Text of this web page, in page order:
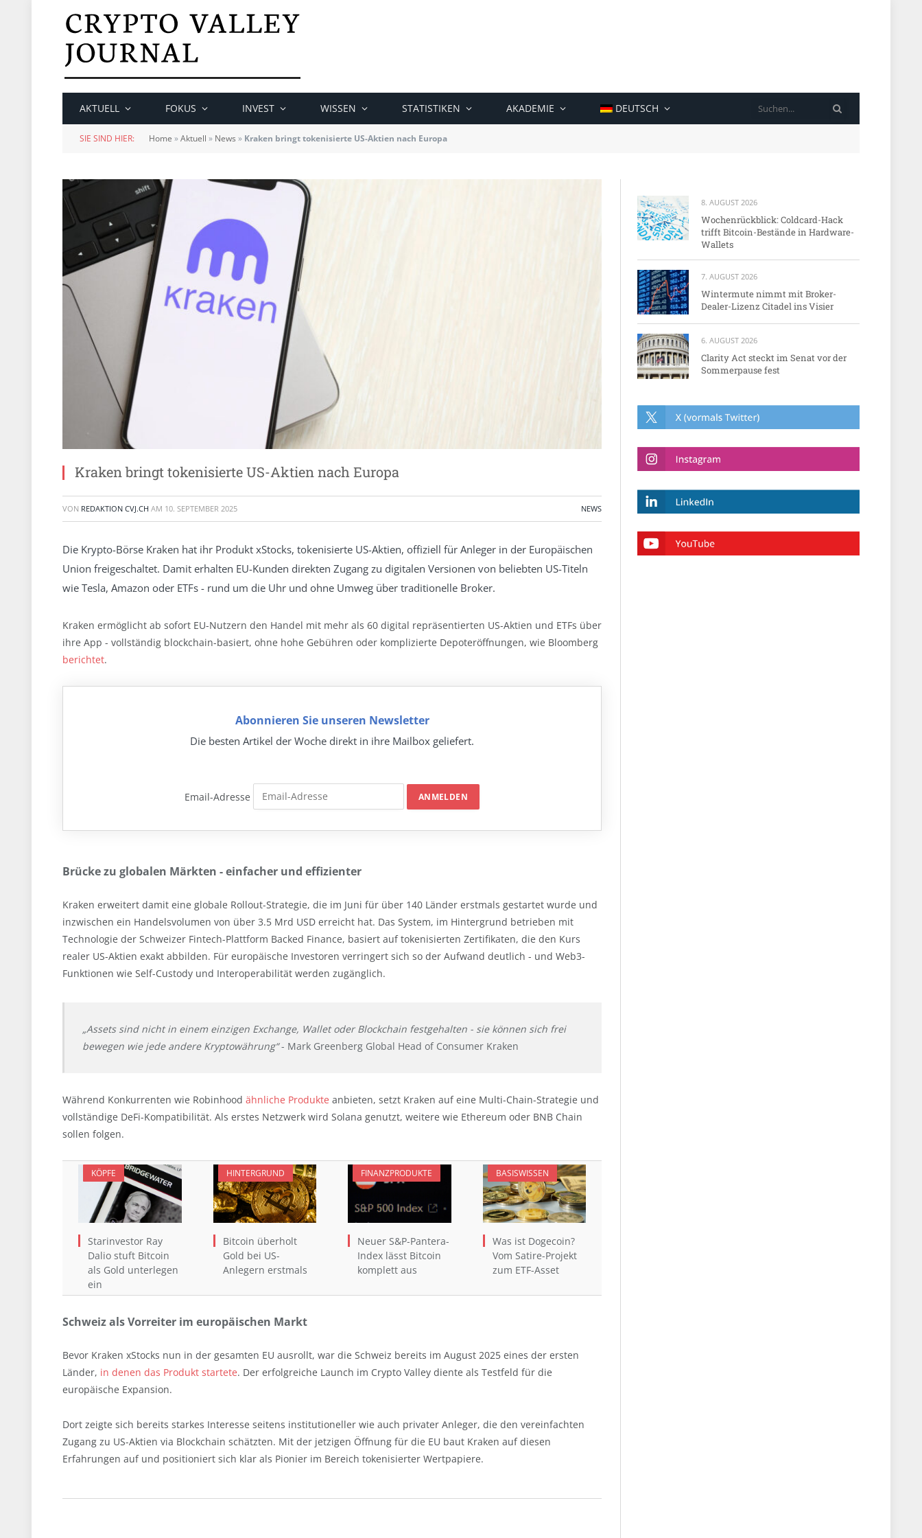
AKTUELL FOKUS INVEST WISSEN STATISTIKEN AKADEMIE DEUTSCH
SIE SIND HIER: Home »Aktuell » News » Kraken bringt tokenisierte US-Aktien nach Europa
Kraken bringt tokenisierte US-Aktien nach Europa
VON REDAKTION CVJ.CH AM 10. SEPTEMBER 2025 NEWS
Die Krypto-Börse Kraken hat ihr Produkt xStocks, tokenisierte US-Aktien, offiziell für Anleger in der Europäischen
Union freigeschaltet. Damit erhalten EU-Kunden direkten Zugang zu digitalen Versionen von beliebten US-Titeln
wie Tesla, Amazon oder ETFs - rund um die Uhr und ohne Umweg über traditionelle Broker.
Kraken ermöglicht ab sofort EU-Nutzern den Handel mit mehr als 60 digital repräsentierten US-Aktien und ETFs über
ihre App - vollständig blockchain-basiert, ohne hohe Gebühren oder komplizierte Depoteröffnungen, wie Bloomberg
berichtet.
Abonnieren Sie unseren Newsletter
Die besten Artikel der Woche direkt in ihre Mailbox geliefert.
Email-Adresse
Brücke zu globalen Märkten - einfacher und effizienter
Kraken erweitert damit eine globale Rollout-Strategie, die im Juni für über 140 Länder erstmals gestartet wurde und
inzwischen ein Handelsvolumen von über 3.5 Mrd USD erreicht hat. Das System, im Hintergrund betrieben mit
Technologie der Schweizer Fintech-Plattform Backed Finance, basiert auf tokenisierten Zertifikaten, die den Kurs
realer US-Aktien exakt abbilden. Für europäische Investoren verringert sich so der Aufwand deutlich - und Web3-
Funktionen wie Self-Custody und Interoperabilität werden zugänglich.
„Assets sind nicht in einem einzigen Exchange, Wallet oder Blockchain festgehalten - sie können sich frei
bewegen wie jede andere Kryptowährung“- Mark Greenberg Global Head of Consumer Kraken
Während Konkurrenten wie Robinhood ähnliche Produkte anbieten, setzt Kraken auf eine Multi-Chain-Strategie und
vollständige DeFi-Kompatibilität. Als erstes Netzwerk wird Solana genutzt, weitere wie Ethereum oder BNB Chain
sollen folgen.
KÖPFE
Starinvestor Ray
Dalio stuft Bitcoin
als Gold unterlegen
ein
HINTERGRUND
Bitcoin überholt
Gold bei US-
Anlegern erstmals
FINANZPRODUKTE
Neuer S&P-Pantera-
Index lässt Bitcoin
komplett aus
BASISWISSEN
Was ist Dogecoin?
Vom Satire-Projekt
zum ETF-Asset
Schweiz als Vorreiter im europäischen Markt
Bevor Kraken xStocks nun in der gesamten EU ausrollt, war die Schweiz bereits im August 2025 eines der ersten
Länder, in denen das Produkt startete. Der erfolgreiche Launch im Crypto Valley diente als Testfeld für die
europäische Expansion.
Dort zeigte sich bereits starkes Interesse seitens institutioneller wie auch privater Anleger, die den vereinfachten
Zugang zu US-Aktien via Blockchain schätzten. Mit der jetzigen Öffnung für die EU baut Kraken auf diesen
Erfahrungen auf und positioniert sich klar als Pionier im Bereich tokenisierter Wertpapiere.
8. AUGUST 2026
Wochenrückblick: Coldcard-Hack
trifft Bitcoin-Bestände in Hardware-
Wallets
7. AUGUST 2026
Wintermute nimmt mit Broker-
Dealer-Lizenz Citadel ins Visier
6. AUGUST 2026
Clarity Act steckt im Senat vor der
Sommerpause fest